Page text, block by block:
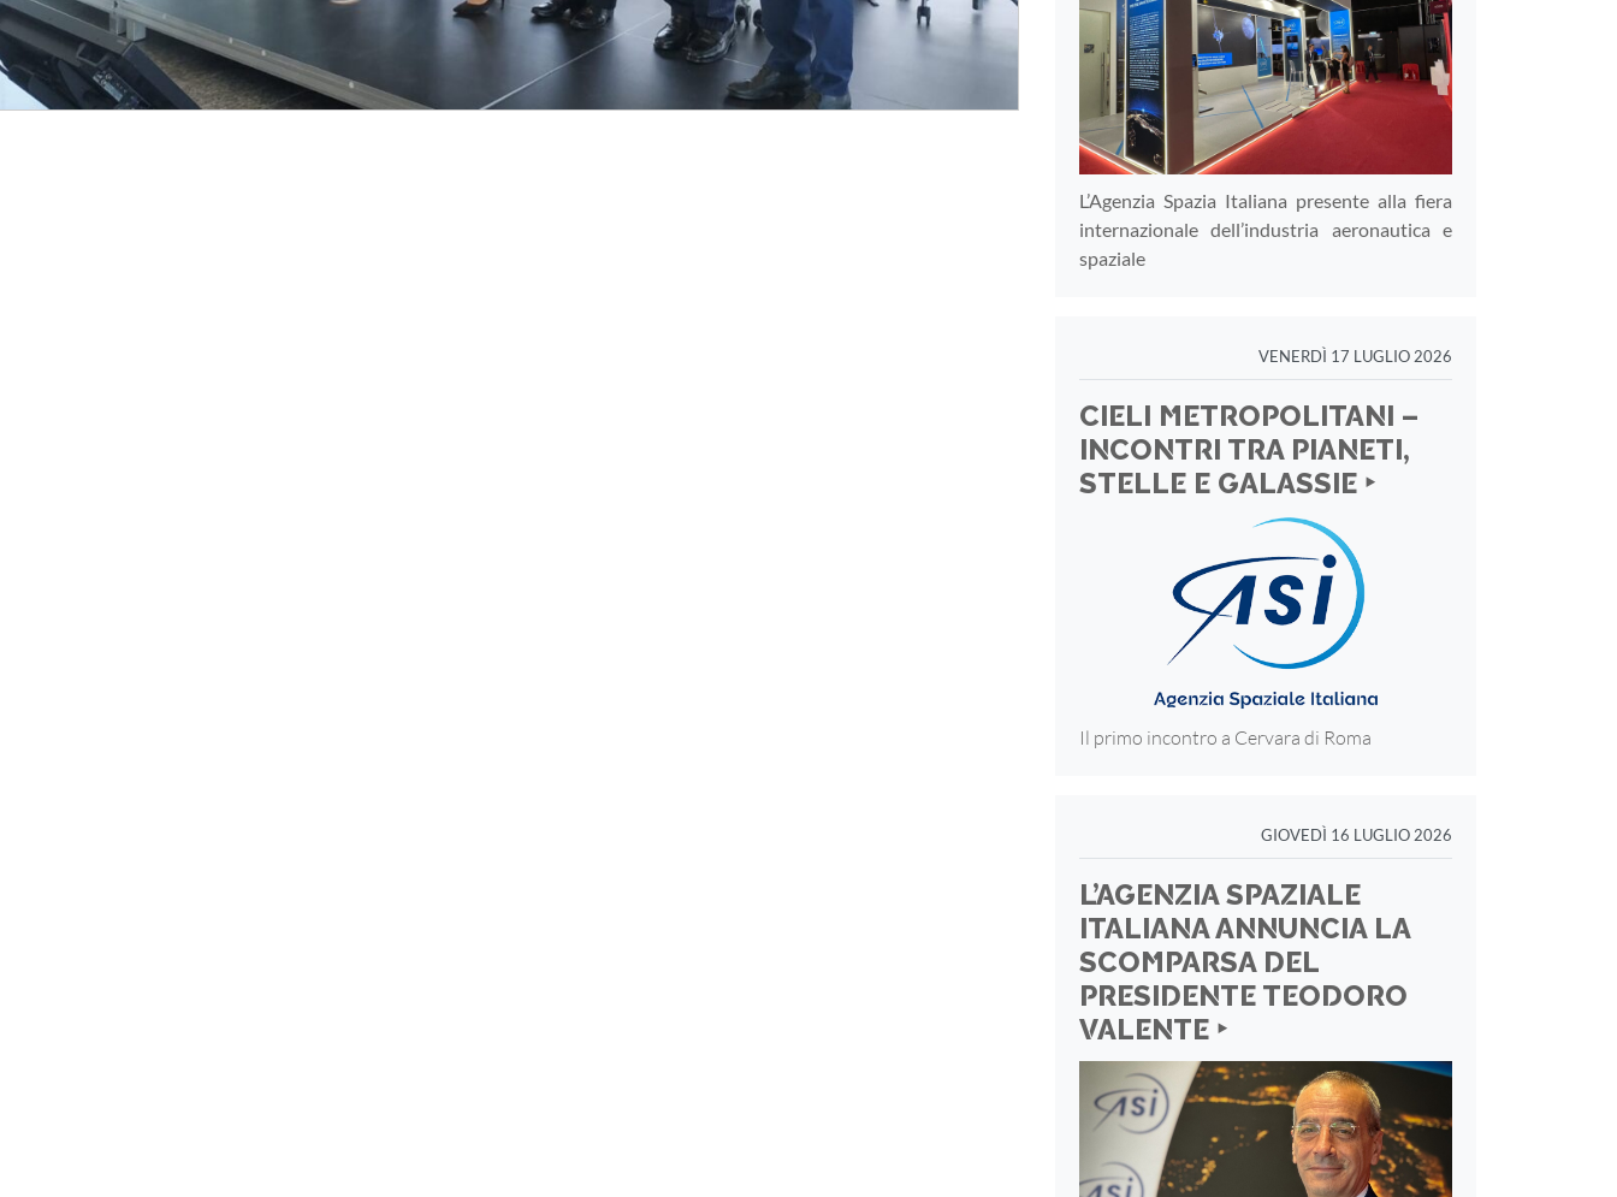
L’Agenzia Spazia Italiana presente alla fiera
internazionale dell’industria aeronautica e
spaziale
VENERDÌ 17 LUGLIO 2026
CIELI METROPOLITANI –
INCONTRI TRA PIANETI,
STELLE E GALASSIE ‣
Il primo incontro a Cervara di Roma
GIOVEDÌ 16 LUGLIO 2026
L’AGENZIA SPAZIALE
ITALIANA ANNUNCIA LA
SCOMPARSA DEL
PRESIDENTE TEODORO
VALENTE ‣